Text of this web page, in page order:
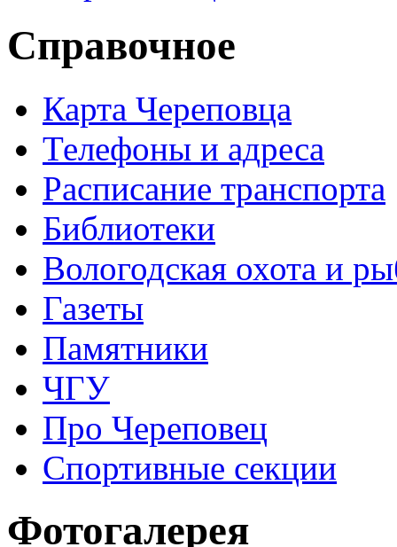
Справочное
Карта Череповца
Телефоны и адреса
Расписание транспорта
Библиотеки
Вологодская охота и
Газеты
Памятники
ЧГУ
Про Череповец
Спортивные секции
Фотогалерея